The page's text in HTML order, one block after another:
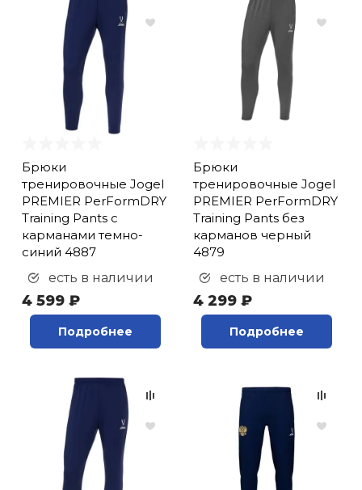
Брюки
тренировочные Jogel
PREMIER PerFormDRY
Training Pants с
карманами темно-
синий 4887
есть в наличии
4 599 ₽
Подробнее
Брюки
тренировочные Jogel
PREMIER PerFormDRY
Training Pants без
карманов черный
4879
есть в наличии
4 299 ₽
Подробнее